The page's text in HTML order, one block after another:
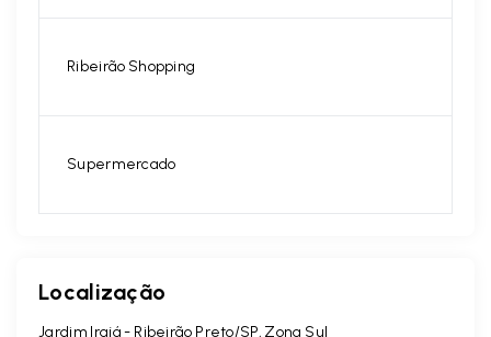
Ribeirão Shopping
Supermercado
Localização
Jardim Irajá - Ribeirão Preto/SP, Zona Sul